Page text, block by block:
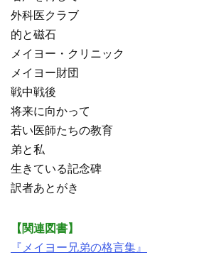
外科医クラブ
的と磁石
メイヨー・クリニック
メイヨー財団
戦中戦後
将来に向かって
若い医師たちの教育
弟と私
生きている記念碑
訳者あとがき
【関連図書】
『メイヨー兄弟の格言集』